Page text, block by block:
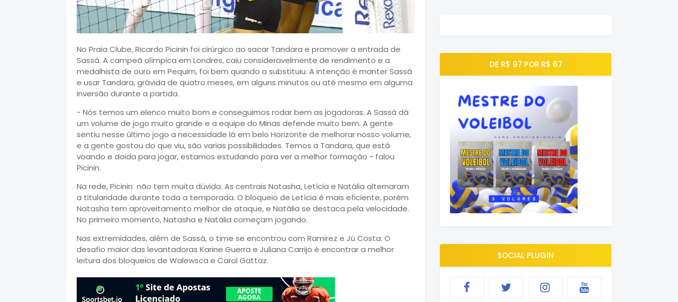
No Praia Clube, Ricardo Picinin foi cirúrgico ao sacar Tandara e promover a entrada de
Sassá. A campeã olímpica em Londres, caiu consideravelmente de rendimento e a
medalhista de ouro em Pequim, foi bem quando a substituiu. A intenção é manter Sassá
e usar Tandara, grávida de quatro meses, em alguns minutos ou até mesmo em alguma
inversão durante a partida.
- Nós temos um elenco muito bom e conseguimos rodar bem as jogadoras. A Sassá dá
um volume de jogo muito grande e a equipe do Minas defende muito bem. A gente
sentiu nesse último jogo a necessidade lá em belo Horizonte de melhorar nosso volume,
e a gente gostou do que viu, são varias possibilidades. Temos a Tandara, que está
voando e doida para jogar, estamos estudando para ver a melhor formação - falou
Picinin.
Na rede, Picinin não tem muita dúvida. As centrais Natasha, Letícia e Natália alternaram
a titularidade durante toda a temporada. O bloqueio de Letícia é mais eficiente, porém
Natasha tem aproveitamento melhor de ataque, e Natália se destaca pela velocidade.
No primeiro momento, Natasha e Natália começam jogando.
Nas extremidades, além de Sassá, o time se encontrou com Ramirez e Jú Costa. O
desafio maior das levantadoras Karine Guerra e Juliana Carrijo é encontrar a melhor
leitura dos bloqueios de Walewsca e Carol Gattaz.
DE R$ 97 POR R$ 67
SOCIAL PLUGIN